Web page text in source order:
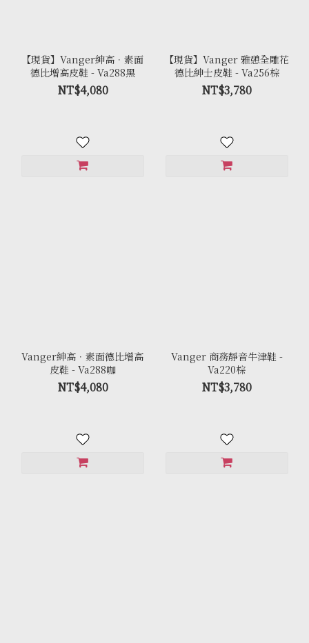
【現貨】Vanger紳高．素面
德比增高皮鞋 - Va288黑
NT$4,080
【現貨】Vanger 雅憩全雕花
德比紳士皮鞋 - Va256棕
NT$3,780
Vanger紳高．素面德比增高
皮鞋 - Va288咖
NT$4,080
Vanger 商務靜音牛津鞋 -
Va220棕
NT$3,780